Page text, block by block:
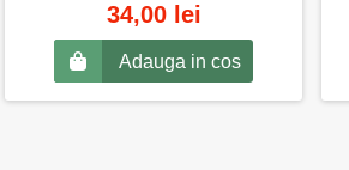
34,00 lei
Adauga in cos